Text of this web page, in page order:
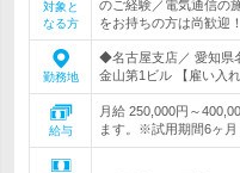
対象と
なる方
のご経験／電気通信の
をお持ちの方は尚歓迎！
勤務地
◆名古屋支店／ 愛知県
金山第1ビル 【雇い入
給与
月給 250,000円～
ます。※試用期間6ヶ月